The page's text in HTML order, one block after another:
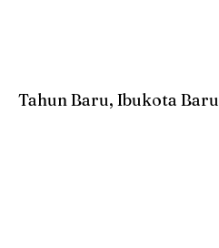
Tahun Baru, Ibukota Baru